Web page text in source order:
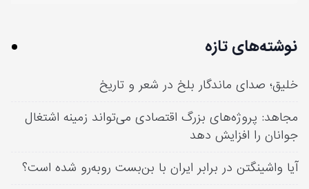
نوشته‌های تازه
خلیق؛ صدای ماندگار بلخ در شعر و تاریخ
مجاهد: پروژه‌های بزرگ اقتصادی می‌تواند زمینه اشتغال
جوانان را افزایش دهد
آیا واشینگتن در برابر ایران با بن‌بست روبه‌رو شده است؟